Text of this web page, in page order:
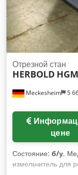
Meckesheim 5
Отрезной стан
HERBOLD
цене
Состояние: б/у,
измельчитель для